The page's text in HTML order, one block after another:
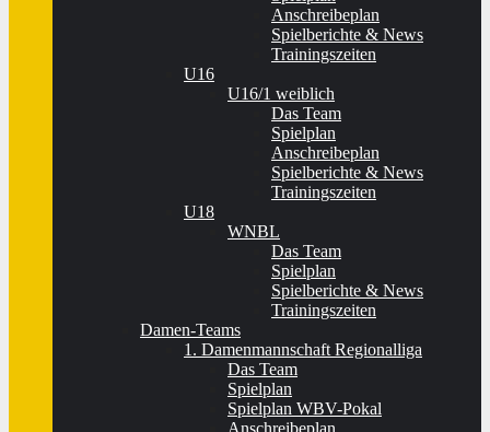
Anschreibeplan
Spielberichte & News
Trainingszeiten
U16
U16/1 weiblich
Das Team
Spielplan
Anschreibeplan
Spielberichte & News
Trainingszeiten
U18
WNBL
Das Team
Spielplan
Spielberichte & News
Trainingszeiten
Damen-Teams
1. Damenmannschaft Regionalliga
Das Team
Spielplan
Spielplan WBV-Pokal
Anschreibeplan